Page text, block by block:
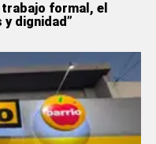
formal, el
y dignidad”